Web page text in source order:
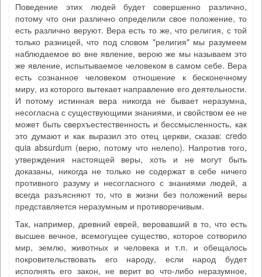
Поведение этих людей будет совершенно различно,
потому что они различно определили свое положение, то
есть различно веруют. Вера есть то же, что религия, с той
только разницей, что под словом "религия" мы разумеем
наблюдаемое во вне явление, верою же мы называем это
же явление, испытываемое человеком в самом себе. Вера
есть сознанное человеком отношение к бесконечному
миру, из которого вытекает направление его деятельности.
И потому истинная вера никогда не бывает неразумна,
несогласна с существующими знаниями, и свойством ее не
может быть сверхъестественность и бессмысленность, как
это думают и как выразил это отец церкви, сказав: credo
quia absurdum (верю, потому что нелепо). Напротив того,
утверждения настоящей веры, хоть и не могут быть
доказаны, никогда не только не содержат в себе ничего
противного разуму и несогласного с знаниями людей, а
всегда разъясняют то, что в жизни без положений веры
представляется неразумным и противоречивым.
Так, например, древний еврей, веровавший в то, что есть
высшее вечное, всемогущее существо, которое сотворило
мир, землю, животных и человека и т.п. и обещалось
покровительствовать его народу, если народ будет
исполнять его закон, не верит во что-либо неразумное,